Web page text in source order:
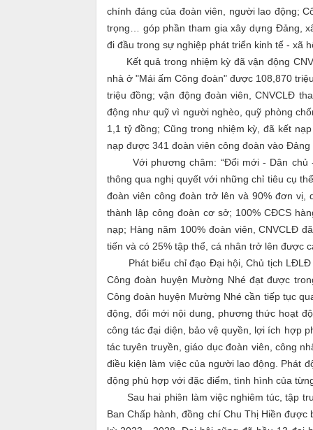
chính đáng của đoàn viên, người lao động;
trọng… góp phần tham gia xây dựng Đảng,
đi đầu trong sự nghiệp phát triển kinh tế - xã
Kết quả trong nhiệm kỳ đã vận động
nhà ở "Mái ấm Công đoàn" được 108,870
triệu đồng; vận động đoàn viên, CNVCLĐ
động như quỹ vì người nghèo, quỹ phòng
1,1 tỷ đồng; Cũng trong nhiệm kỳ, đã kết
nạp được 341 đoàn viên công đoàn vào Đảng
Với phương châm: “Đổi mới - Dân
thông qua nghị quyết với những chỉ tiêu cụ
đoàn viên công đoàn trở lên và 90% đơn vị,
thành lập công đoàn cơ sở; 100% CĐCS
nạp; Hàng năm 100% đoàn viên, CNVCLĐ
tiến và có 25% tập thể, cá nhân trở lên được
Phát biểu chỉ đạo Đại hội, Chủ tịch LĐLĐ
Công đoàn huyện Mường Nhé đạt được
Công đoàn huyện Mường Nhé cần tiếp tục
động, đổi mới nội dung, phương thức hoạt
công tác đại diện, bảo vệ quyền, lợi ích hợp
tác tuyên truyền, giáo dục đoàn viên, công
điều kiện làm việc của người lao động. Phát
động phù hợp với đặc điểm, tình hình của
Sau hai phiên làm việc nghiêm túc, tập
Ban Chấp hành, đồng chí Chu Thị Hiền